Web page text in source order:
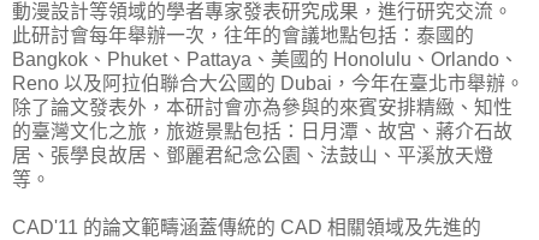
動漫設計等領域的學者專家發表研究成果，進行研究交流。
此研討會每年舉辦一次，往年的會議地點包括：泰國的
Bangkok、Phuket、Pattaya、美國的 Honolulu、Orlando、
Reno 以及阿拉伯聯合大公國的 Dubai，今年在臺北市舉辦。
除了論文發表外，本研討會亦為參與的來賓安排精緻、知性
的臺灣文化之旅，旅遊景點包括：日月潭、故宮、蔣介石故
居、張學良故居、鄧麗君紀念公園、法鼓山、平溪放天燈
等。
CAD'11 的論文範疇涵蓋傳統的 CAD 相關領域及先進的